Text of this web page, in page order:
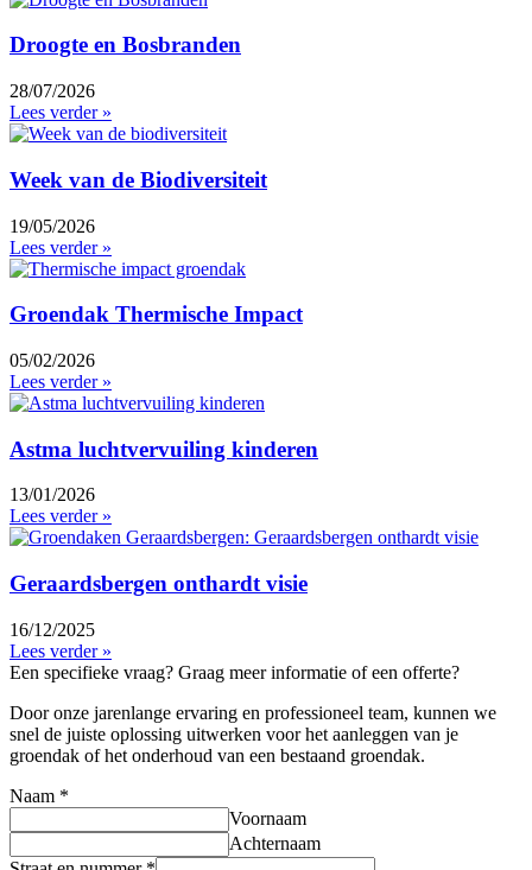
Droogte en Bosbranden
28/07/2026
Lees verder »
Week van de Biodiversiteit
19/05/2026
Lees verder »
Groendak Thermische Impact
05/02/2026
Lees verder »
Astma luchtvervuiling kinderen
13/01/2026
Lees verder »
Geraardsbergen onthardt visie
16/12/2025
Lees verder »
Een specifieke vraag? Graag meer informatie of een offerte?
Door onze jarenlange ervaring en professioneel team, kunnen we
snel de juiste oplossing uitwerken voor het aanleggen van je
groendak of het onderhoud van een bestaand groendak.
Naam *
Voornaam
Achternaam